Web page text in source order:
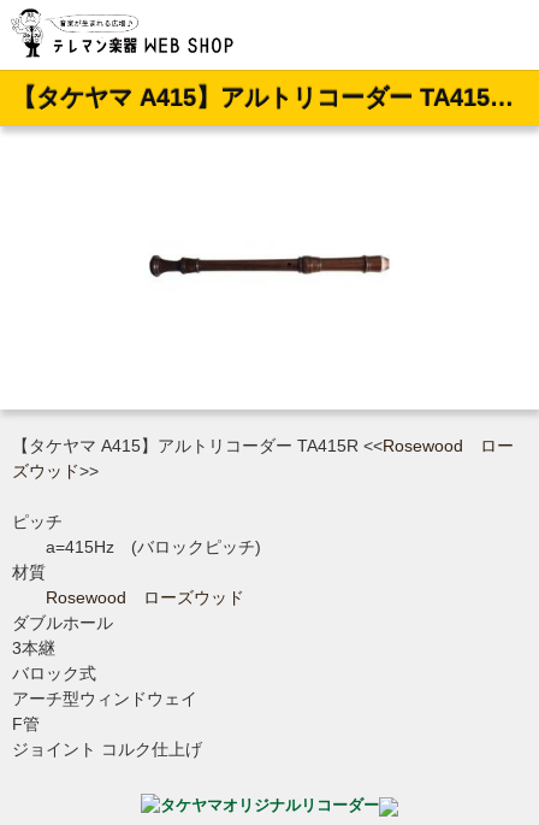
【タケヤマ A415】アルトリコーダー TA415R <<ローズウッド>>
【タケヤマ A415】アルトリコーダー TA415R <<Rosewood ロー
ズウッド>>
ピッチ
a=415Hz (バロックピッチ)
材質
Rosewood ローズウッド
ダブルホール
3本継
バロック式
アーチ型ウィンドウェイ
F管
ジョイント コルク仕上げ